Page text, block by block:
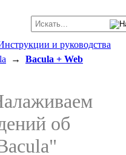
и руководства
→ Bacula + Web
об